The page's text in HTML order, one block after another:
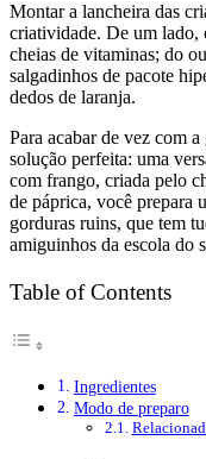
Montar a lancheira das
criatividade. De um lado,
cheias de vitaminas; do
salgadinhos de pacote
dedos de laranja.
Para acabar de vez com
solução perfeita: uma
com frango, criada pelo
de páprica, você prepara
gorduras ruins, que tem
amiguinhos da escola do
Table of Contents
Ingredientes
Modo de preparo